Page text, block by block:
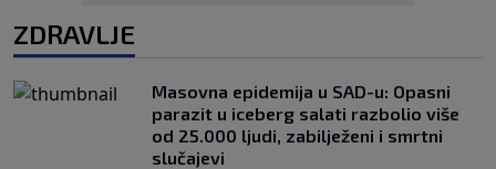
ZDRAVLJE
Masovna epidemija u SAD-u: Opasni
parazit u iceberg salati razbolio više
od 25.000 ljudi, zabilježeni i smrtni
slučajevi